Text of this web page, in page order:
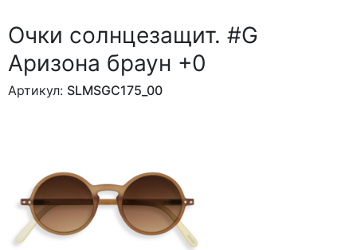
Очки солнцезащит. #G
Аризона браун +0
Артикул: SLMSGC175_00